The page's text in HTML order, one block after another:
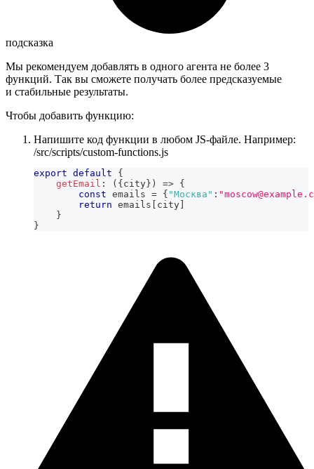
подсказка
Мы рекомендуем добавлять в одного агента не более 3
функций. Так вы сможете получать более предсказуемые
и стабильные результаты.
Чтобы добавить функцию:
Напишите код функции в любом JS-файле. Например:
/src/scripts/custom-functions.js
export default
{
getEmail : ( {city} ) => {
const emails = { "Москва" :
return emails [ city]
}
}